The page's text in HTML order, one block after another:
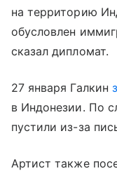
на территорию
обусловлен
сказал дипломат.
27 января Галкин
в Индонезии. По
пустили из-за
Артист также